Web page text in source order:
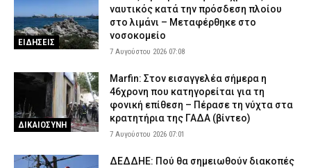
ΕΙΔΗΣΕΙΣ
ναυτικός κατά την πρόσδεση πλοίου
στο λιμάνι – Μεταφέρθηκε στο
νοσοκομείο
7 Αυγούστου 2026 07:08
ΔΙΚΑΙΟΣΥΝΗ
Marfin: Στον εισαγγελέα σήμερα η
46χρονη που κατηγορείται για τη
φονική επίθεση – Πέρασε τη νύχτα στα
κρατητήρια της ΓΑΔΑ (βίντεο)
7 Αυγούστου 2026 07:01
ΔΕΔΔΗΕ: Πού θα σημειωθούν διακοπές